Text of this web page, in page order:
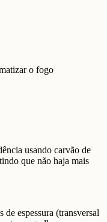
o fogo
usando carvão de
que não haja mais
de espessura (transversal